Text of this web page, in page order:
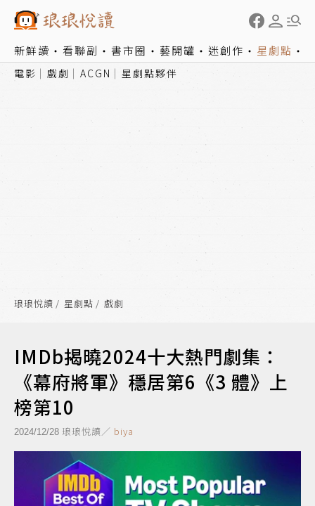
新鮮讀 看聯副 書市圈 藝開罐 迷創作 星劇點
電影 戲劇 ACGN 星劇點夥伴
琅琅悅讀 星劇點 戲劇
IMDb揭曉2024十大熱門劇集：
《幕府將軍》穩居第6《3 體》上
榜第10
2024/12/28 琅琅悅讀／ biya